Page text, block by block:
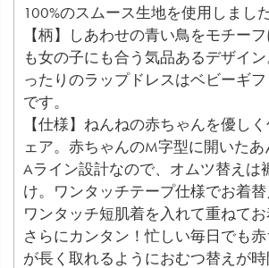
100%のスムース生地を使用しました
【柄】しあわせの青い鳥をモチー
も女の子にも合う気品あるデザイ
ったりのラップドレスはベビーギ
です。
【仕様】ねんねの赤ちゃんを優し
ェア。赤ちゃんのM字型に開いた
Aライン設計なので、オムツ替えは
け。ワンタッチテープ仕様でお着替
ワンタッチ短肌着を入れて重ねてお
さらにカンタン！忙しい毎日でも
が長く取れるようにおむつ替えが